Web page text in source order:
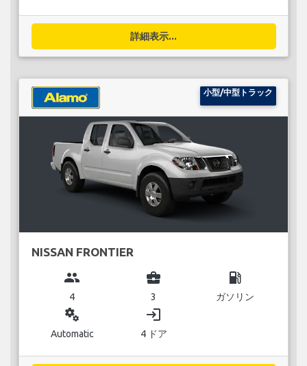
詳細表示...
小型/中型トラック
NISSAN FRONTIER
group
4
business_center
3
local_gas_station
ガソリン
miscellaneous_services
Automatic
login
4 ドア